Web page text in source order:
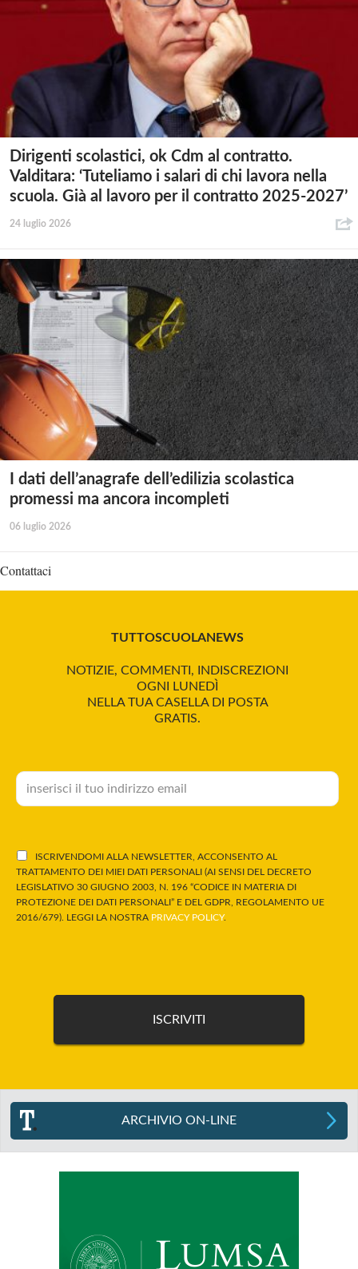
Dirigenti scolastici, ok Cdm al contratto.
Valditara: ‘Tuteliamo i salari di chi lavora nella
scuola. Già al lavoro per il contratto 2025-2027’
24 luglio 2026
I dati dell’anagrafe dell’edilizia scolastica
promessi ma ancora incompleti
06 luglio 2026
Contattaci
TUTTOSCUOLANEWS
NOTIZIE, COMMENTI, INDISCREZIONI
OGNI LUNEDÌ
NELLA TUA CASELLA DI POSTA
GRATIS.
ISCRIVENDOMI ALLA NEWSLETTER, ACCONSENTO AL
TRATTAMENTO DEI MIEI DATI PERSONALI (AI SENSI DEL DECRETO
LEGISLATIVO 30 GIUGNO 2003, N. 196 “CODICE IN MATERIA DI
PROTEZIONE DEI DATI PERSONALI” E DEL GDPR, REGOLAMENTO UE
2016/679). LEGGI LA NOSTRA PRIVACY POLICY.
ARCHIVIO ON-LINE